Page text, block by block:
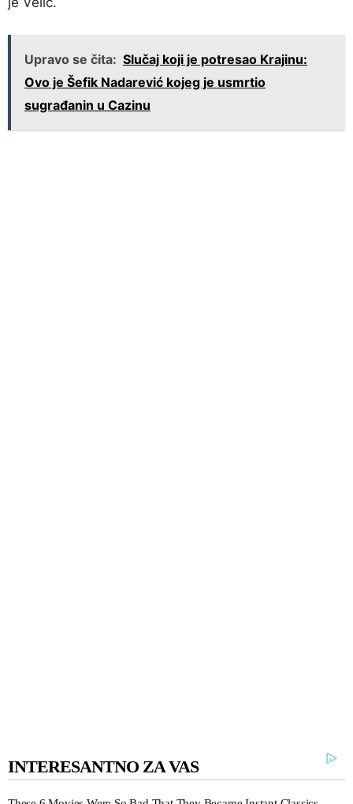
Upravo se čita: Slučaj koji je potresao Krajinu:
Ovo je Šefik Nadarević kojeg je usmrtio
sugrađanin u Cazinu